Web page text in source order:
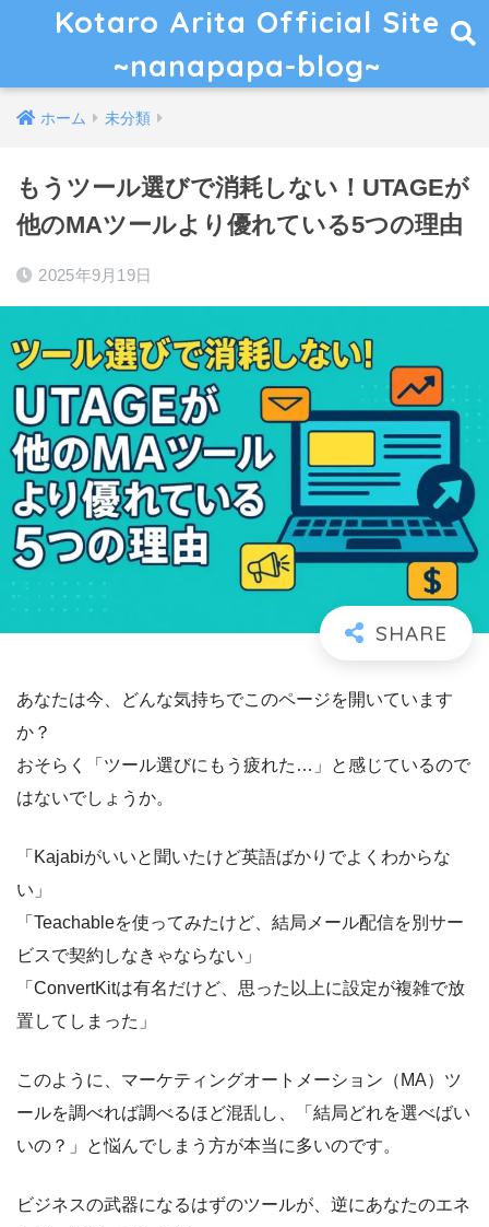
Kotaro Arita Official Site
~nanapapa-blog~
ホーム 未分類
もうツール選びで消耗しない！UTAGEが
他のMAツールより優れている5つの理由
2025年9月19日
あなたは今、どんな気持ちでこのページを開いています
か？
おそらく「ツール選びにもう疲れた…」と感じているので
はないでしょうか。
「Kajabiがいいと聞いたけど英語ばかりでよくわからな
い」
「Teachableを使ってみたけど、結局メール配信を別サー
ビスで契約しなきゃならない」
「ConvertKitは有名だけど、思った以上に設定が複雑で放
置してしまった」
このように、マーケティングオートメーション（MA）ツ
ールを調べれば調べるほど混乱し、「結局どれを選べばい
いの？」と悩んでしまう方が本当に多いのです。
ビジネスの武器になるはずのツールが、逆にあなたのエネ